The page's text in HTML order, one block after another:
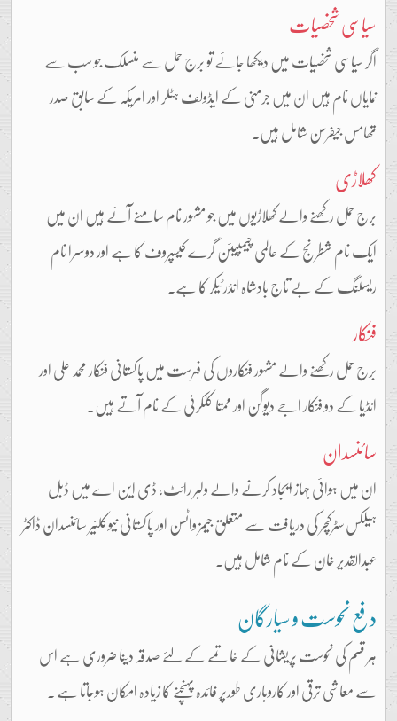
سیاسی شخصیات
اگر سیاسی شخصیات میں دیکھا جائے تو برج حمل سے منسلک جو سب سے
نمایاں نام ہیں ان میں جرمنی کے ایڈولف ہٹلر اور امریکہ کے سابق صدر
تھامس جیفرسن شامل ہیں۔
کھلاڑی
برج حمل رکھنے والے کھلاڑیوں میں جو مشہور نام سامنے آئے ہیں ان میں
ایک نام شطرنج کے عالمی چیمپیئن گرے کیسپروف کا ہے اور دوسرا نام
ریسلنگ کے بے تاج بادشاہ انڈرٹیکر کا ہے۔
فنکار
برج حمل رکھنے والے مشہور فنکاروں کی فہرست میں پاکستانی فنکار محمد علی اور
انڈیا کے دو فنکار اجے دیوگن اور ممتا کلکرنی کے نام آتے ہیں۔
سائنسدان
ان میں ہوائی جہاز ایجاد کرنے والے ولبر رائٹ، ڈی این اے میں ڈبل
ہیلکس سٹرکچر کی دریافت سے متعلق جیمز واٹسن اور پاکستانی نیوکلئیر سائنسدان ڈاکٹر
عبدالقدیر خان کے نام شامل ہیں۔
دفع نحوست و سیارگان
ہر قسم کی نحوست پریشانی کے خاتمے کے لئے صدقہ دینا ضروری ہے اس
سے معاشی ترقی اور کاروباری طورپر فائدہ پہنچنے کا زیادہ امکان ہوجاتا ہے ۔